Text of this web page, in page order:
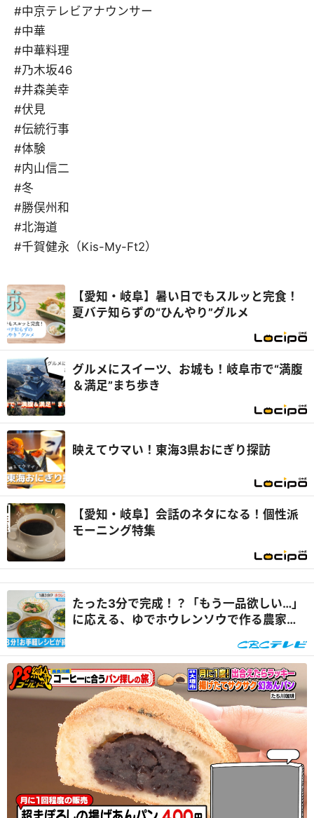
#中京テレビアナウンサー
#中華
#中華料理
#乃木坂46
#井森美幸
#伏見
#伝統行事
#体験
#内山信二
#冬
#勝俣州和
#北海道
#千賀健永（Kis-My-Ft2）
【愛知・岐阜】暑い日でもスルッと完食！
夏バテ知らずの“ひんやり”グルメ
グルメにスイーツ、お城も！岐阜市で“満腹
＆満足”まち歩き
映えてウマい！東海3県おにぎり探訪
【愛知・岐阜】会話のネタになる！個性派
モーニング特集
たった3分で完成！？「もう一品欲しい…」
に応える、ゆでホウレンソウで作る農家直